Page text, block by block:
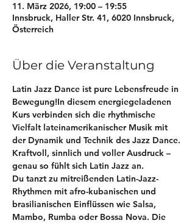
11. März 2026, 19:00 – 19:55
Innsbruck, Haller Str. 41, 6020 Innsbruck,
Österreich
Über die Veranstaltung
Latin Jazz Dance ist pure Lebensfreude in
Bewegung!In diesem energiegeladenen
Kurs verbinden sich die rhythmische
Vielfalt lateinamerikanischer Musik mit
der Dynamik und Technik des Jazz Dance.
Kraftvoll, sinnlich und voller Ausdruck –
genau so fühlt sich Latin Jazz an.
Du tanzt zu mitreißenden Latin-Jazz-
Rhythmen mit afro-kubanischen und
brasilianischen Einflüssen wie Salsa,
Mambo, Rumba oder Bossa Nova. Die